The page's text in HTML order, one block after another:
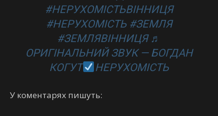
#НЕРУХОМІСТЬВІННИЦЯ
#НЕРУХОМІСТЬ #ЗЕМЛЯ
#ЗЕМЛЯВІННИЦЯ ♬
ОРИГІНАЛЬНИЙ ЗВУК — БОГДАН
КОГУТ
НЕРУХОМІСТЬ
У коментарях пишуть: